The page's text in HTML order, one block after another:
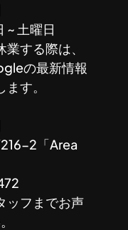
~ 土曜日
する際は、
の最新情報
す。
2「Area
ッフまでお声